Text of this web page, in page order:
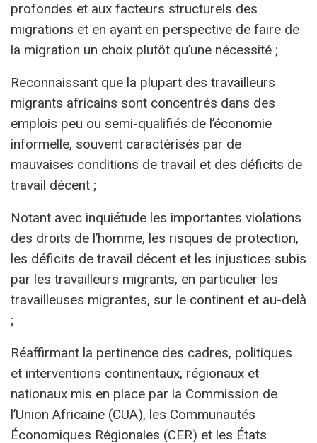
profondes et aux facteurs structurels des
migrations et en ayant en perspective de faire de
la migration un choix plutôt qu’une nécessité ;
Reconnaissant que la plupart des travailleurs
migrants africains sont concentrés dans des
emplois peu ou semi-qualifiés de l’économie
informelle, souvent caractérisés par de
mauvaises conditions de travail et des déficits de
travail décent ;
Notant avec inquiétude les importantes violations
des droits de l’homme, les risques de protection,
les déficits de travail décent et les injustices subis
par les travailleurs migrants, en particulier les
travailleuses migrantes, sur le continent et au-delà
;
Réaffirmant la pertinence des cadres, politiques
et interventions continentaux, régionaux et
nationaux mis en place par la Commission de
l’Union Africaine (CUA), les Communautés
Économiques Régionales (CER) et les États